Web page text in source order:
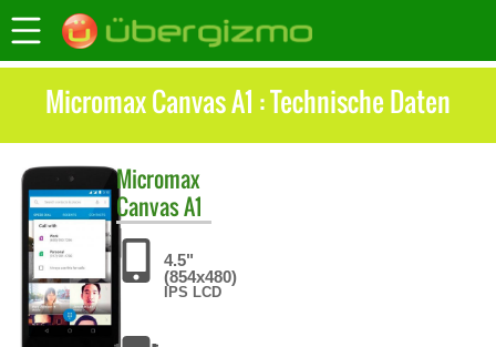
Micromax Canvas A1 : Technische Daten
Micromax
Canvas A1
4.5"
(854x480)
IPS LCD